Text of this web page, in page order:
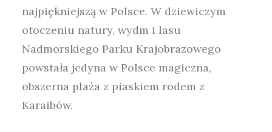
najpiękniejszą w Polsce. W dziewiczym
otoczeniu natury, wydm i lasu
Nadmorskiego Parku Krajobrazowego
powstała jedyna w Polsce magiczna,
obszerna plaża z piaskiem rodem z
Karaibów.